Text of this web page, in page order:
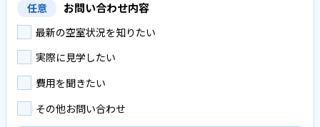
任意 お問い合わせ内容
最新の空室状況を知りたい
実際に見学したい
費用を聞きたい
その他お問い合わせ